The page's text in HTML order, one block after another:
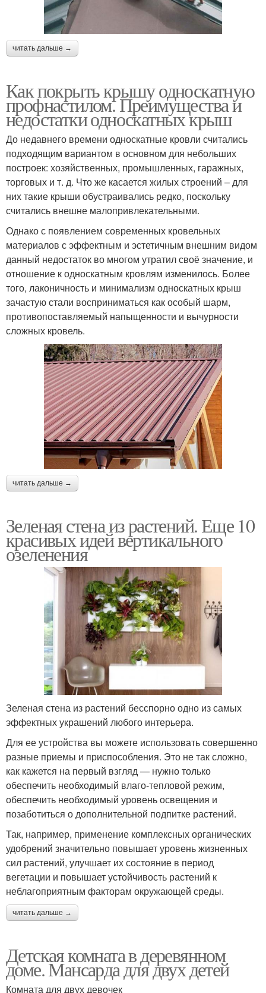
читать дальше →
Как покрыть крышу односкатную
профнастилом. Преимущества и
недостатки односкатных крыш
До недавнего времени односкатные кровли считались
подходящим вариантом в основном для небольших
построек: хозяйственных, промышленных, гаражных,
торговых и т. д. Что же касается жилых строений – для
них такие крыши обустраивались редко, поскольку
считались внешне малопривлекательными.
Однако с появлением современных кровельных
материалов с эффектным и эстетичным внешним видом
данный недостаток во многом утратил своё значение, и
отношение к односкатным кровлям изменилось. Более
того, лаконичность и минимализм односкатных крыш
зачастую стали восприниматься как особый шарм,
противопоставляемый напыщенности и вычурности
сложных кровель.
читать дальше →
Зеленая стена из растений. Еще 10
красивых идей вертикального
озеленения
Зеленая стена из растений бесспорно одно из самых
эффектных украшений любого интерьера.
Для ее устройства вы можете использовать совершенно
разные приемы и приспособления. Это не так сложно,
как кажется на первый взгляд — нужно только
обеспечить необходимый влаго-тепловой режим,
обеспечить необходимый уровень освещения и
позаботиться о дополнительной подпитке растений.
Так, например, применение комплексных органических
удобрений значительно повышает уровень жизненных
сил растений, улучшает их состояние в период
вегетации и повышает устойчивость растений к
неблагоприятным факторам окружающей среды.
читать дальше →
Детская комната в деревянном
доме. Мансарда для двух детей
Комната для двух девочек